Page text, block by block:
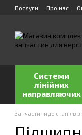
Перейти до
Послуги Про нас
Системи
лінійних
направляючих
Запчастини до станків